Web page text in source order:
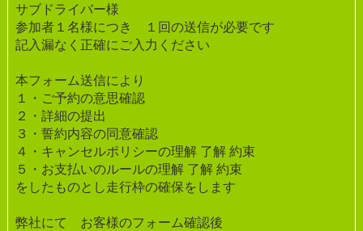
サブドライバー様
参加者１名様につき １回の送信が必要です
記入漏なく正確にご入力ください
本フォーム送信により
１・ご予約の意思確認
２・詳細の提出
３・誓約内容の同意確認
４・キャンセルポリシーの理解 了解 約束
５・お支払いのルールの理解 了解 約束
をしたものとし走行枠の確保をします
弊社にて お客様のフォーム確認後